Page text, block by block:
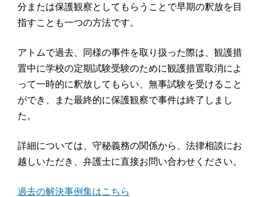
分または保護観察としてもらうことで早期の釈放を目
指すことも一つの方法です。
アトムで過去、同様の事件を取り扱った際は、観護措
置中に学校の定期試験受験のために観護措置取消によ
って一時的に釈放してもらい、無事試験を受けること
ができ、また最終的に保護観察で事件は終了しまし
た。
詳細については、守秘義務の関係から、法律相談にお
越しいただき、弁護士に直接お問い合わせください。
過去の解決事例集はこちら